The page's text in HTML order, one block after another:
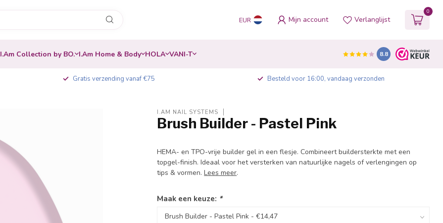
EUR Mijn account Verlanglijst
0
I.Am Collection by BO. I.Am Home & Body HOLA VANI-T 8.8
Gratis verzending vanaf €75 Besteld voor 16:00, vandaag verzonden
I.AM NAIL SYSTEMS
Brush Builder - Pastel Pink
HEMA- en TPO-vrije builder gel in een flesje. Combineert buildersterkte met een
topgel-finish. Ideaal voor het versterken van natuurlijke nagels of verlengingen op
tips & vormen.Lees meer.
Maak een keuze: *